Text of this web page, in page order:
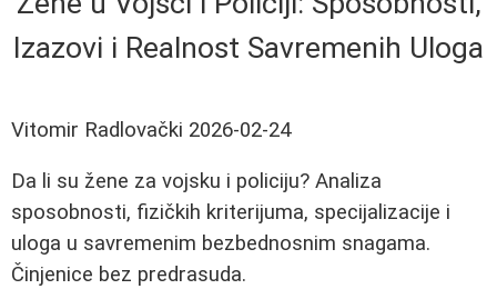
Izazovi i Realnost Savremenih Uloga
Vitomir Radlovački 2026-02-24
Da li su žene za vojsku i policiju? Analiza
sposobnosti, fizičkih kriterijuma, specijalizacije i
uloga u savremenim bezbednosnim snagama.
Činjenice bez predrasuda.